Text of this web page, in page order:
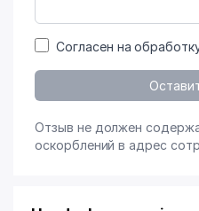
Согласен на
Отзыв не должен
оскорблений в адрес